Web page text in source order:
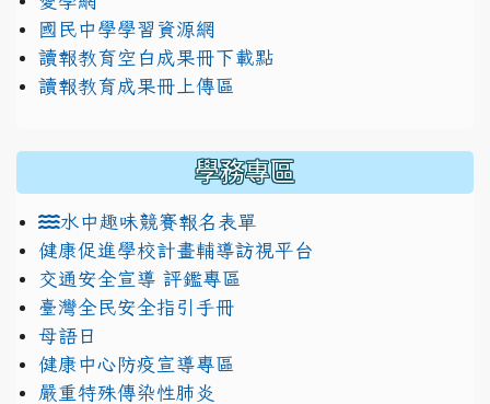
國民中學學習資源網
讀報教育空白成果冊下載點
讀報教育成果冊上傳區
學務專區
水中趣味競賽報名表單
健康促進學校計畫輔導訪視平台
交通安全宣導 評鑑專區
臺灣全民安全指引手冊
母語日
健康中心防疫宣導專區
嚴重特殊傳染性肺炎